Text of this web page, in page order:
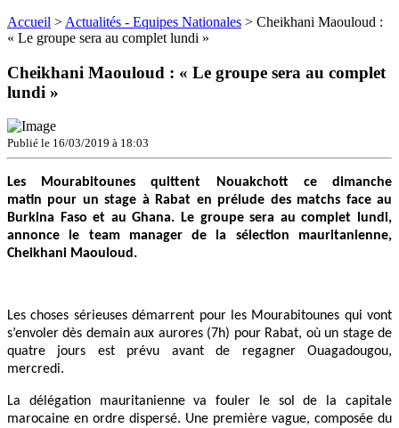
Accueil > Actualités - Equipes Nationales > Cheikhani Maouloud :
« Le groupe sera au complet lundi »
Cheikhani Maouloud : « Le groupe sera au complet
lundi »
Publié le 16/03/2019 à 18:03
Les Mourabitounes quittent Nouakchott ce dimanche
matin pour un stage à Rabat en prélude des matchs face au
Burkina Faso et au Ghana. Le groupe sera au complet lundi,
annonce le team manager de la sélection mauritanienne,
Cheikhani Maouloud.
Les choses sérieuses démarrent pour les Mourabitounes qui vont
s’envoler dès demain aux aurores (7h) pour Rabat, où un stage de
quatre jours est prévu avant de regagner Ouagadougou,
mercredi.
La délégation mauritanienne va fouler le sol de la capitale
marocaine en ordre dispersé. Une première vague, composée du